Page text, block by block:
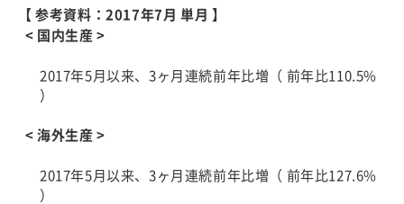
【 参考資料：2017年7月 単月 】
< 国内生産 >
2017年5月以来、3ヶ月連続前年比増（ 前年比110.5%
）
< 海外生産 >
2017年5月以来、3ヶ月連続前年比増（ 前年比127.6%
）